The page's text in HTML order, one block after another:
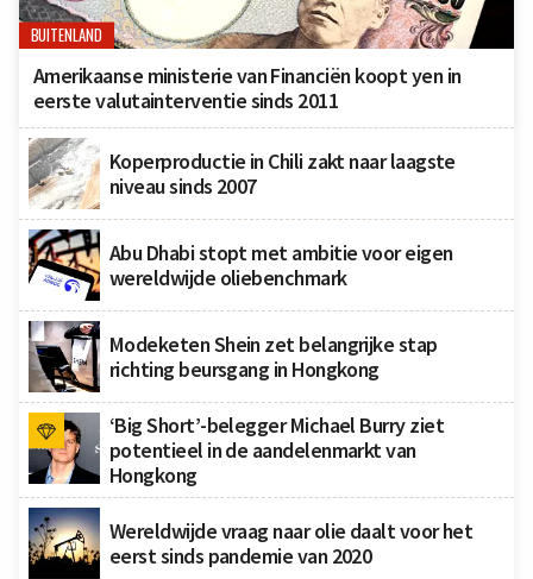
BUITENLAND
Amerikaanse ministerie van Financiën koopt yen in
eerste valutainterventie sinds 2011
Koperproductie in Chili zakt naar laagste
niveau sinds 2007
Abu Dhabi stopt met ambitie voor eigen
wereldwijde oliebenchmark
Modeketen Shein zet belangrijke stap
richting beursgang in Hongkong
‘Big Short’-belegger Michael Burry ziet
potentieel in de aandelenmarkt van
Hongkong
Wereldwijde vraag naar olie daalt voor het
eerst sinds pandemie van 2020